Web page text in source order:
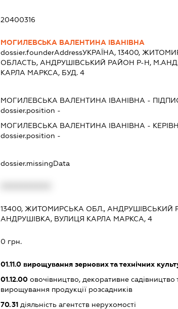
20400316
МОГИЛЕВСЬКА ВАЛЕНТИНА ІВАНІВНА
dossier.founderAddressУКРАЇНА, 13400,
ОБЛАСТЬ, АНДРУШIВСЬКИЙ РАЙОН Р-Н,
КАРЛА МАРКСА, БУД. 4
МОГИЛЕВСЬКА ВАЛЕНТИНА ІВАНІВНА -
dossier.position -
МОГИЛЕВСЬКА ВАЛЕНТИНА ІВАНІВНА -
dossier.position -
dossier.missingData
13400, ЖИТОМИРСЬКА ОБЛ., АНДРУШІВСЬКИЙ
АНДРУШІВКА, ВУЛИЦЯ КАРЛА МАРКСА, 4
0 грн.
01.11.0 вирощування зернових та технічних
01.12.00 овочівництво, декоративне садівництво
вирощування продукції розсадників
70.31 діяльність агентств нерухомості